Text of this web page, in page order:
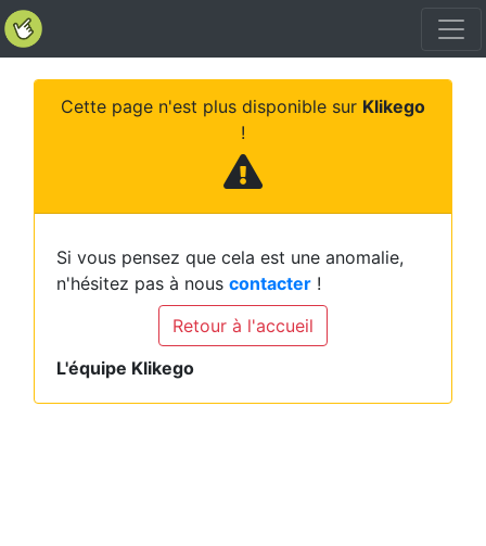
Cette page n'est plus disponible sur Klikego
!
Si vous pensez que cela est une anomalie,
n'hésitez pas à nous contacter !
Retour à l'accueil
L'équipe Klikego